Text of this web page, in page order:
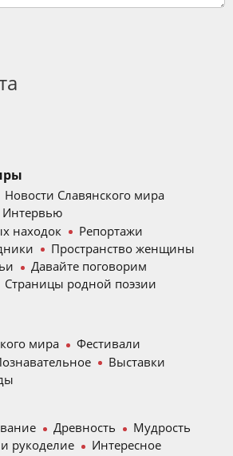
Новости Славянского мира
Интервью
находок
Репортажи
Пространство женщины
Давайте поговорим
Страницы родной поэзии
мира
Фестивали
Выставки
Древность
Мудрость
рукоделие
Интересное